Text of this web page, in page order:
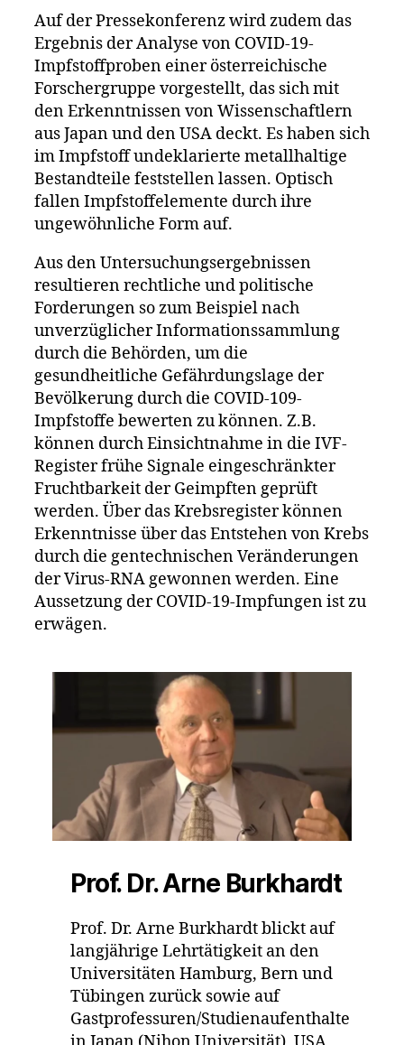
Auf der Pressekonferenz wird zudem das
Ergebnis der Analyse von COVID-19-
Impfstoffproben einer österreichische
Forschergruppe vorgestellt, das sich mit
den Erkenntnissen von Wissenschaftlern
aus Japan und den USA deckt. Es haben sich
im Impfstoff undeklarierte metallhaltige
Bestandteile feststellen lassen. Optisch
fallen Impfstoffelemente durch ihre
ungewöhnliche Form auf.
Aus den Untersuchungsergebnissen
resultieren rechtliche und politische
Forderungen so zum Beispiel nach
unverzüglicher Informationssammlung
durch die Behörden, um die
gesundheitliche Gefährdungslage der
Bevölkerung durch die COVID-109-
Impfstoffe bewerten zu können. Z.B.
können durch Einsichtnahme in die IVF-
Register frühe Signale eingeschränkter
Fruchtbarkeit der Geimpften geprüft
werden. Über das Krebsregister können
Erkenntnisse über das Entstehen von Krebs
durch die gentechnischen Veränderungen
der Virus-RNA gewonnen werden. Eine
Aussetzung der COVID-19-Impfungen ist zu
erwägen.
Prof. Dr. Arne Burkhardt
Prof. Dr. Arne Burkhardt blickt auf
langjährige Lehrtätigkeit an den
Universitäten Hamburg, Bern und
Tübingen zurück sowie auf
Gastprofessuren/Studienaufenthalte